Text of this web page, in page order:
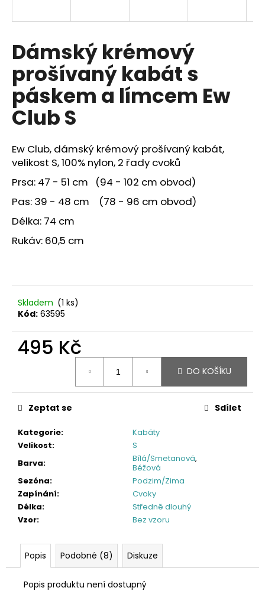
Dámský krémový
prošívaný kabát s
páskem a límcem Ew
Club S
Ew Club, dámský krémový prošívaný kabát,
velikost S, 100% nylon, 2 řady cvoků
Prsa: 47 - 51 cm (94 - 102 cm obvod)
Pas: 39 - 48 cm (78 - 96 cm obvod)
Délka: 74 cm
Rukáv: 60,5 cm
Skladem (1 ks)
Kód: 63595
495 Kč
DO KOŠÍKU
Kategorie:
Kabáty
Velikost:
S
Barva: Bílá/Smetanová,
Béžová
Sezóna:
Podzim/Zima
Zapínání:
Cvoky
Délka:
Středně dlouhý
Vzor: Bez vzoru
Zeptat se Sdílet
Popis Podobné (8) Diskuze
Popis produktu není dostupný
í
t
?